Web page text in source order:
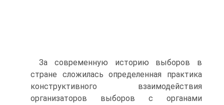
За современную историю выборов в
стране сложилась определенная практика
конструктивного взаимодействия
организаторов выборов с органами